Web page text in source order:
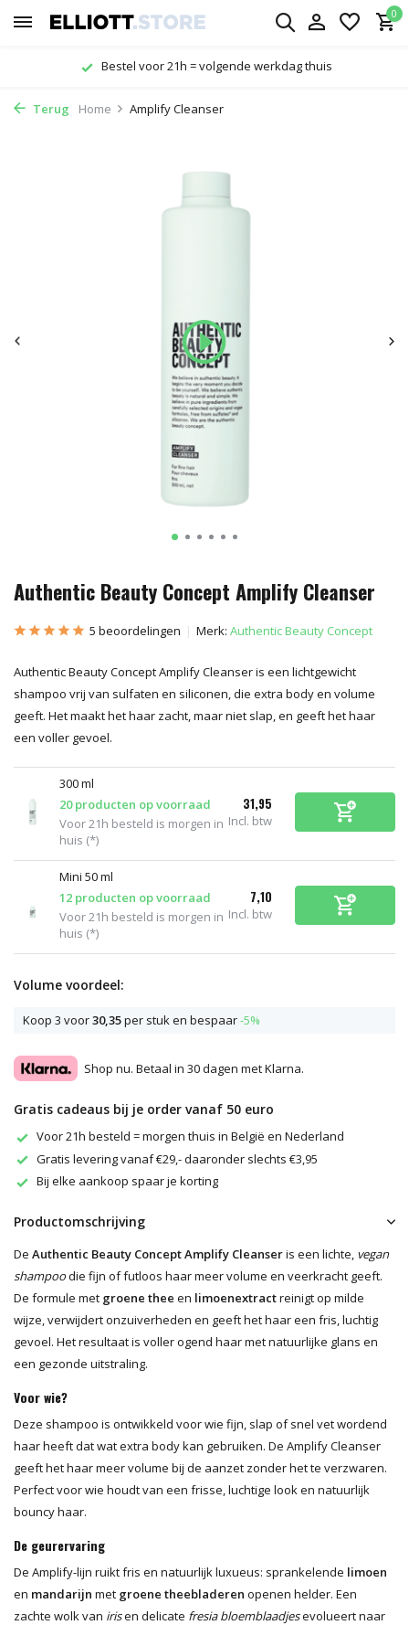
0
Gratis verzending vanaf € 29,-
Terug Home Amplify Cleanser
Authentic Beauty Concept Amplify Cleanser
5 beoordelingen Merk: Authentic Beauty Concept
Authentic Beauty Concept Amplify Cleanser is een lichtgewicht
shampoo vrij van sulfaten en siliconen, die extra body en volume
geeft. Het maakt het haar zacht, maar niet slap, en geeft het haar
een voller gevoel.
300 ml
20 producten op voorraad
Voor 21h besteld is morgen in
huis (*)
31,95
Incl. btw
Mini 50 ml
12 producten op voorraad
Voor 21h besteld is morgen in
huis (*)
7,10
Incl. btw
Volume voordeel:
Koop 3 voor30,35per stuk en bespaar-5%
Shop nu. Betaal in 30 dagen met Klarna.
Gratis cadeaus bij je order vanaf 50 euro
Voor 21h besteld = morgen thuis in België en Nederland
Gratis levering vanaf €29,- daaronder slechts €3,95
Bij elke aankoop spaar je korting
Productomschrijving
De Authentic Beauty Concept Amplify Cleanseris een lichte, vegan
shampoodie fijn of futloos haar meer volume en veerkracht geeft.
De formule met groene thee en limoenextractreinigt op milde
wijze, verwijdert onzuiverheden en geeft het haar een fris, luchtig
gevoel. Het resultaat is voller ogend haar met natuurlijke glans en
een gezonde uitstraling.
Voor wie?
Deze shampoo is ontwikkeld voor wie fijn, slap of snel vet wordend
haar heeft dat wat extra body kan gebruiken. De Amplify Cleanser
geeft het haar meer volume bij de aanzet zonder het te verzwaren.
Perfect voor wie houdt van een frisse, luchtige look en natuurlijk
bouncy haar.
De geurervaring
De Amplify-lijn ruikt fris en natuurlijk luxueus: sprankelende limoen
en mandarijn met groene theebladeren openen helder. Een
zachte wolk van irisen delicate fresia bloemblaadjesevolueert naar